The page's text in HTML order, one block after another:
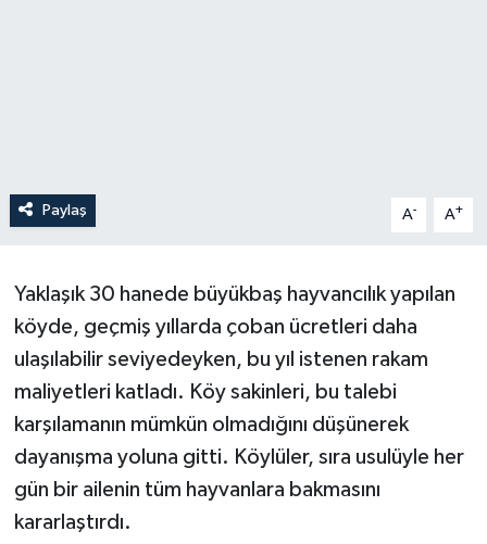
Paylaş A- A+
Yaklaşık 30 hanede büyükbaş hayvancılık yapılan
köyde, geçmiş yıllarda çoban ücretleri daha
ulaşılabilir seviyedeyken, bu yıl istenen rakam
maliyetleri katladı. Köy sakinleri, bu talebi
karşılamanın mümkün olmadığını düşünerek
dayanışma yoluna gitti. Köylüler, sıra usulüyle her
gün bir ailenin tüm hayvanlara bakmasını
kararlaştırdı.